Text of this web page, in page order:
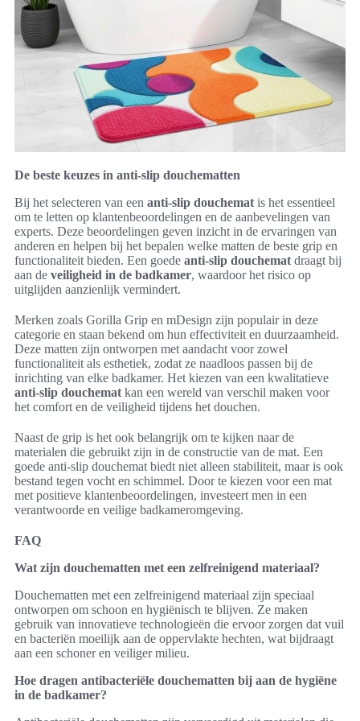
De beste keuzes in anti-slip douchematten
Bij het selecteren van een anti-slip douchemat is het essentieel
om te letten op klantenbeoordelingen en de aanbevelingen van
experts. Deze beoordelingen geven inzicht in de ervaringen van
anderen en helpen bij het bepalen welke matten de beste grip en
functionaliteit bieden. Een goede anti-slip douchemat draagt bij
aan de veiligheid in de badkamer, waardoor het risico op
uitglijden aanzienlijk vermindert.
Merken zoals Gorilla Grip en mDesign zijn populair in deze
categorie en staan bekend om hun effectiviteit en duurzaamheid.
Deze matten zijn ontworpen met aandacht voor zowel
functionaliteit als esthetiek, zodat ze naadloos passen bij de
inrichting van elke badkamer. Het kiezen van een kwalitatieve
anti-slip douchemat kan een wereld van verschil maken voor
het comfort en de veiligheid tijdens het douchen.
Naast de grip is het ook belangrijk om te kijken naar de
materialen die gebruikt zijn in de constructie van de mat. Een
goede anti-slip douchemat biedt niet alleen stabiliteit, maar is ook
bestand tegen vocht en schimmel. Door te kiezen voor een mat
met positieve klantenbeoordelingen, investeert men in een
verantwoorde en veilige badkameromgeving.
FAQ
Wat zijn douchematten met een zelfreinigend materiaal?
Douchematten met een zelfreinigend materiaal zijn speciaal
ontworpen om schoon en hygiënisch te blijven. Ze maken
gebruik van innovatieve technologieën die ervoor zorgen dat vuil
en bacteriën moeilijk aan de oppervlakte hechten, wat bijdraagt
aan een schoner en veiliger milieu.
Hoe dragen antibacteriële douchematten bij aan de hygiëne
in de badkamer?